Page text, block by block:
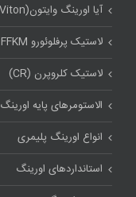
آیا اورینگ وایتون(Viton) از اورینگ ان بی آر(NBR) بهتر است؟
لاستیک پرفلوئورو FFKM
لاستیک کلروپرن (CR)
الاستومرهای پایه اورینگ
انواع اورینگ پلیمری
استاندارد‌های اورینگ